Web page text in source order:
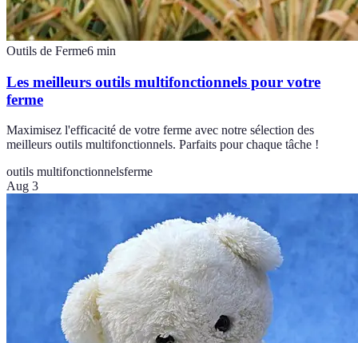
Outils de Ferme6 min
Les meilleurs outils multifonctionnels pour votre
ferme
Maximisez l'efficacité de votre ferme avec notre sélection des
meilleurs outils multifonctionnels. Parfaits pour chaque tâche !
outils multifonctionnelsferme
Aug 3